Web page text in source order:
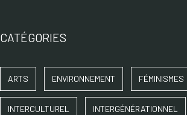
CATÉGORIES
ARTS ENVIRONNEMENT FÉMINISMES
INTERCULTUREL INTERGÉNÉRATIONNEL